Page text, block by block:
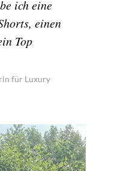
ich eine
einen
Top
für Luxury